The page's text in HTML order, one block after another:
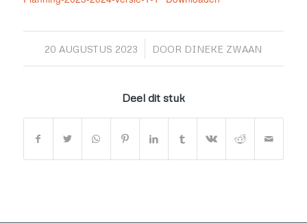
20 AUGUSTUS 2023
/ DOOR DINEKE ZWAAN
Deel dit stuk